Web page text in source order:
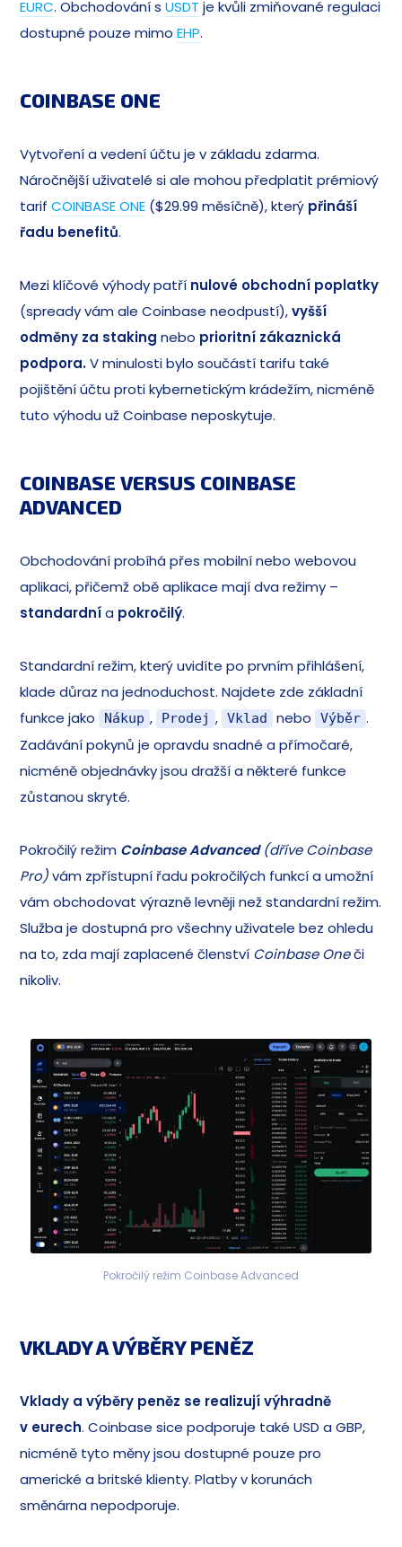
EURC. Obchodování sUSDT je kvůli zmiňované regulaci
dostupné pouze mimoEHP.
COINBASE ONE
Vytvoření a vedení účtu je v základu zdarma.
Náročnější uživatelé si ale mohou předplatit prémiový
tarifCOINBASE ONE ($29.99 měsíčně), který přináší
řadu benefitů.
Mezi klíčové výhody patří nulové obchodní poplatky
(spready vám ale Coinbase neodpustí),vyšší
odměny za stakingnebo prioritní zákaznická
podpora.V minulosti bylo součástí tarifu také
pojištění účtu proti kybernetickým krádežím, nicméně
tuto výhodu už Coinbase neposkytuje.
COINBASE VERSUS COINBASE
ADVANCED
Obchodování probíhá přes mobilní nebo webovou
aplikaci, přičemž obě aplikace mají dva režimy –
standardnía pokročilý.
Standardní režim, který uvidíte po prvním přihlášení,
klade důraz na jednoduchost. Najdete zde základní
funkce jako
Nákup , Prodej , Vklad nebo Výběr .
Zadávání pokynů je opravdu snadné a přímočaré,
nicméně objednávky jsou dražší a některé funkce
zůstanou skryté.
Pokročilý režim Coinbase Advanced (dříve Coinbase
Pro)vám zpřístupní řadu pokročilých funkcí a umožní
vám obchodovat výrazně levněji než standardní režim.
Služba je dostupná pro všechny uživatele bez ohledu
na to, zda mají zaplacené členství Coinbase Oneči
nikoliv.
Pokročilý režim Coinbase Advanced
VKLADY A VÝBĚRY PENĚZ
Vklady a výběry peněz se realizují výhradně
v eurech. Coinbase sice podporuje také USD a GBP,
nicméně tyto měny jsou dostupné pouze pro
americké a britské klienty. Platby v korunách
směnárna nepodporuje.